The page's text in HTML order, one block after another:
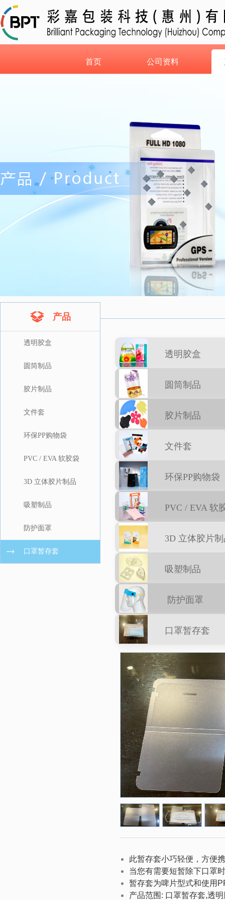
首页 公司资料
产品
透明胶盒
圆筒制品
胶片制品
文件套
环保PP购物袋
PVC / EVA 软胶袋
3D 立体胶片制品
吸塑制品
防护面罩
口罩暂存套
透明胶盒
圆筒制品
胶片制品
文件套
环保PP购物袋
PVC / EVA 软
3D 立体胶片
吸塑制品
防护面罩
口罩暂存套
此暂存套小巧轻便，方便
当您有需要短暂除下口罩
暂存套为啤片型式和使用
产品范围 : 口罩暂存套,透